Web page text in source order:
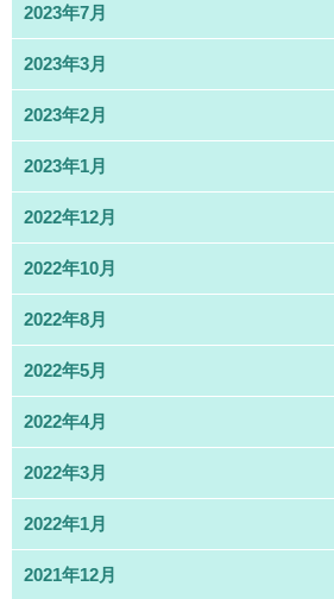
2023年7月
2023年3月
2023年2月
2023年1月
2022年12月
2022年10月
2022年8月
2022年5月
2022年4月
2022年3月
2022年1月
2021年12月